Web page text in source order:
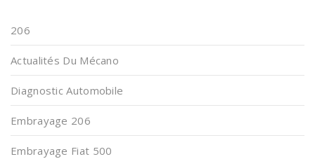
206
Actualités Du Mécano
Diagnostic Automobile
Embrayage 206
Embrayage Fiat 500